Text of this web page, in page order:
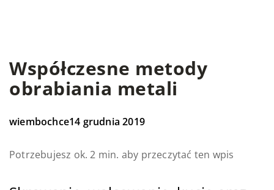
Współczesne metody
obrabiania metali
wiembochce14 grudnia 2019
Potrzebujesz ok. 2 min. aby przeczytać ten wpis